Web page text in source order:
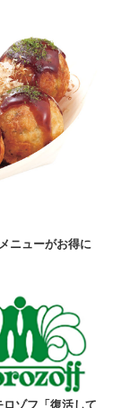
ニューがお得に
ロゾフ「復活して